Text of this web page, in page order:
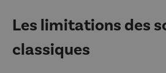
Les limitations des
classiques